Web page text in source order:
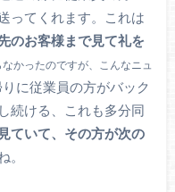
ってくれます。これは
のお客様まで見て礼を
かったのですが、こんなニュ
に従業員の方がバック
続ける、これも多分同
ていて、その方が次の
。